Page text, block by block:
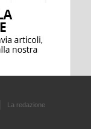
La redazione